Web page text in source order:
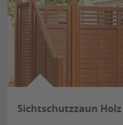
Sichtschutzzaun Holz